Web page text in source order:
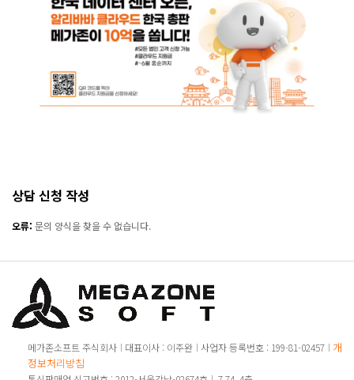
상담 신청 작성
오류: 문의 양식을 찾을 수 없습니다.
메가존소프트 주식회사 대표이사 : 이주완 사업자 등록번호 : 199-81-02457
개인
정보처리방침